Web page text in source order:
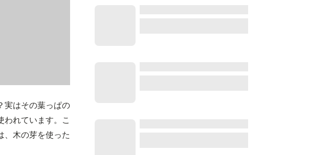
実はその葉っぱの
われています。こ
、木の芽を使った